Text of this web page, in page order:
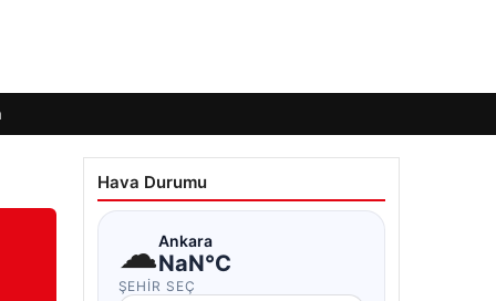
Hava Durumu
☁Ankara
NaN°C
ŞEHIR SEÇ